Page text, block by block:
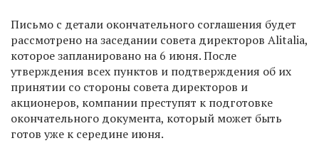
Письмо с детали окончательного соглашения будет
рассмотрено на заседании совета директоров Alitaliа,
которое запланировано на 6 июня. После
утверждения всех пунктов и подтверждения об их
принятии со стороны совета директоров и
акционеров, компании преступят к подготовке
окончательного документа, который может быть
готов уже к середине июня.